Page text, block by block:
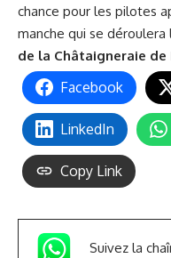
chance pour les pilotes
manche qui se déroulera
de la Châtaigneraie de
Facebook
LinkedIn
Copy Link
Suivez la